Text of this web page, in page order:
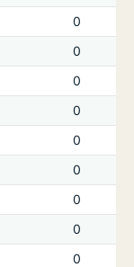
0
0
0
0
0
0
0
0
0